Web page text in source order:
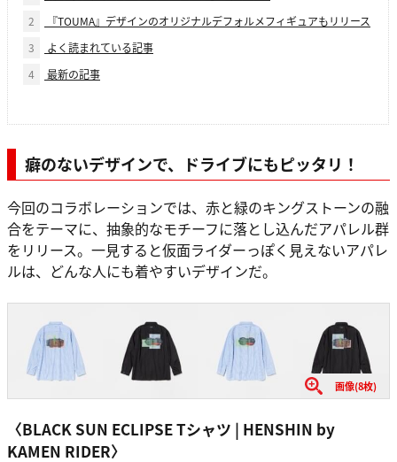
2
『TOUMA』デザインのオリジナルデフォルメフィギュアもリリース
3
よく読まれている記事
4
最新の記事
癖のないデザインで、ドライブにもピッタリ！
今回のコラボレーションでは、赤と緑のキングストーンの融
合をテーマに、抽象的なモチーフに落とし込んだアパレル群
をリリース。一見すると仮面ライダーっぽく見えないアパレ
ルは、どんな人にも着やすいデザインだ。
画像(8枚)
〈BLACK SUN ECLIPSE Tシャツ | HENSHIN by
KAMEN RIDER〉